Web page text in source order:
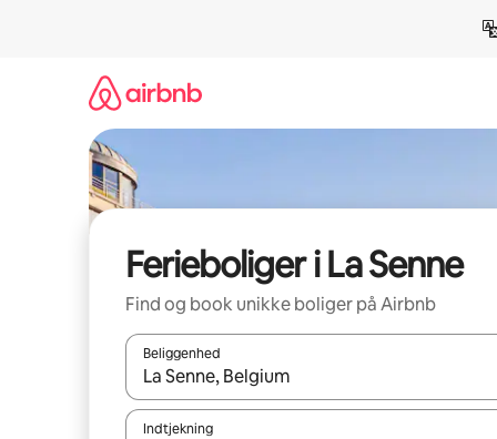
Ferieboliger i La Senne
Find og book unikke boliger på Airbnb
Beliggenhed
Når resultaterne er tilgængelige, skal du
Indtjekning